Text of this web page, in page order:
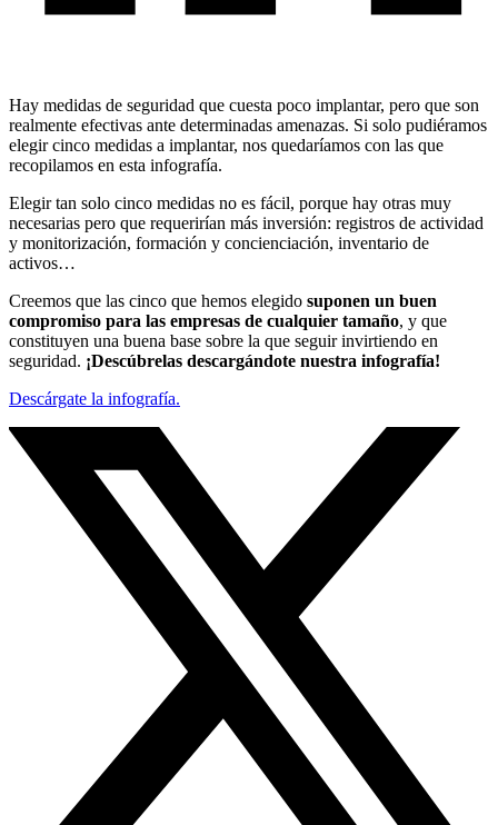
Hay medidas de seguridad que cuesta poco implantar, pero que son
realmente efectivas ante determinadas amenazas. Si solo pudiéramos
elegir cinco medidas a implantar, nos quedaríamos con las que
recopilamos en esta infografía.
Elegir tan solo cinco medidas no es fácil, porque hay otras muy
necesarias pero que requerirían más inversión: registros de actividad
y monitorización, formación y concienciación, inventario de
activos…
Creemos que las cinco que hemos elegido suponen un buen
compromiso para las empresas de cualquier tamaño, y que
constituyen una buena base sobre la que seguir invirtiendo en
seguridad. ¡Descúbrelas descargándote nuestra infografía!
Descárgate la infografía.